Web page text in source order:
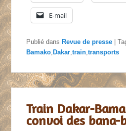
E-mail
Publié dans Revue de presse |
Bamako, Dakar,train,transports
Train Dakar-
convoi des bana-